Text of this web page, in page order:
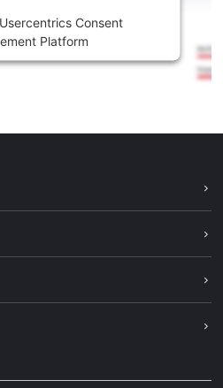
Usercentrics Consent
Platform